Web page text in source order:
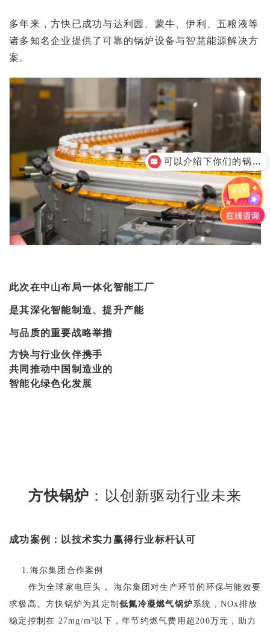
多年来，方快已成功与达利园、蒙牛、伊利、五粮液等
诸多知名企业提供了可靠的锅炉设备与智慧能源解决方
案。
此次在中山布局一体化智能工厂
是其深化智能制造、提升产能
与品质的重要战略举措
方快与行业伙伴携手
共同推动中国制造业的
智能化绿色化发展
方快锅炉 ：以创新驱动行业未来‌
成功案例：以技术实力赢得行业标杆认可 ‌
‌ 1.海尔集团合作案例‌
作为全球家电巨头， 海尔集团对生产环节的环保与能效要
求极高。方快锅炉为其定制‌ 低氮冷凝燃气锅炉系统‌，NOx排放
稳定控制在 27mg/m³以下，年节约燃气费用超200万元，助力
可以介绍下你们的锅炉产品么
燃气锅炉是什么价格呢